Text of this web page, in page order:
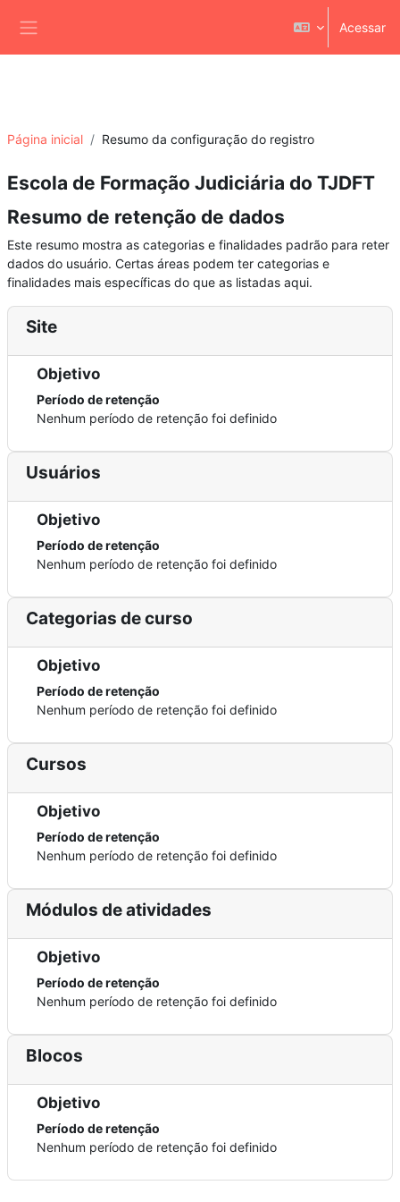
Acessar
Página inicial Resumo da configuração do registro
Escola de Formação Judiciária do TJDFT
Resumo de retenção de dados
Este resumo mostra as categorias e finalidades padrão para reter
dados do usuário. Certas áreas podem ter categorias e
finalidades mais específicas do que as listadas aqui.
Site
Objetivo
Período de retenção
Nenhum período de retenção foi definido
Usuários
Objetivo
Período de retenção
Nenhum período de retenção foi definido
Categorias de curso
Objetivo
Período de retenção
Nenhum período de retenção foi definido
Cursos
Objetivo
Período de retenção
Nenhum período de retenção foi definido
Módulos de atividades
Objetivo
Período de retenção
Nenhum período de retenção foi definido
Blocos
Objetivo
Período de retenção
Nenhum período de retenção foi definido